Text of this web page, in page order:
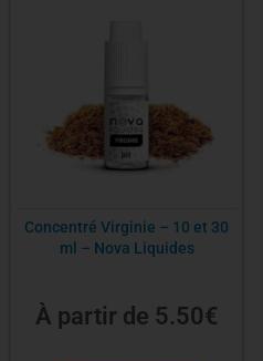
Concentré Virginie – 10 et 30
ml – Nova Liquides
À partir de 5.50€